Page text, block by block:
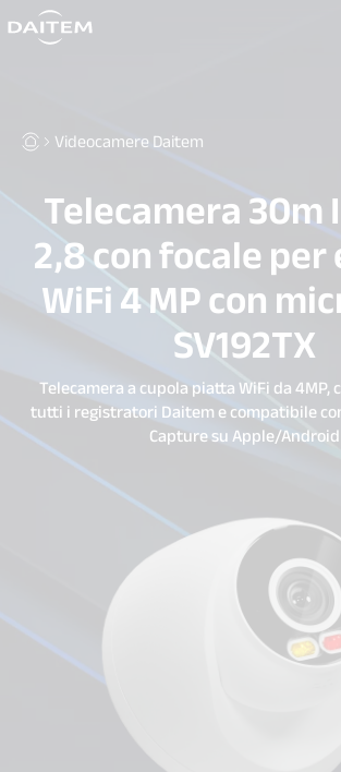
search.label
Videocamere Daitem
Telecamera 30m
2,8 con focale
WiFi 4 MP con
SV192TX
Telecamera a cupola piatta WiFi da
tutti i registratori Daitem e compatibile
Capture su Apple/Android